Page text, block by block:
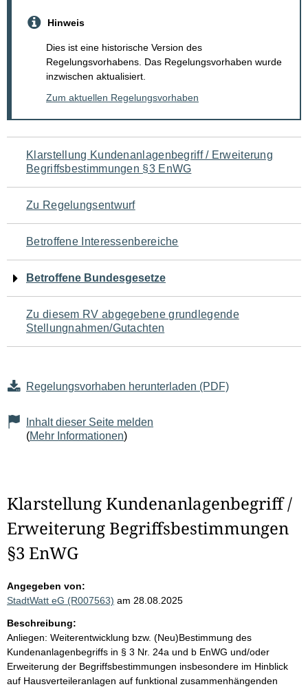
Hinweis
Dies ist eine historische Version des
Regelungsvorhabens. Das Regelungsvorhaben wurde
inzwischen aktualisiert.
Zum aktuellen Regelungsvorhaben
Navigation
für
den
Seiteninhalt
Klarstellung Kundenanlagenbegriff / Erweiterung
Begriffsbestimmungen §3 EnWG
Zu Regelungsentwurf
Betroffene Interessenbereiche
Betroffene Bundesgesetze
Zu diesem RV abgegebene grundlegende
Stellungnahmen/Gutachten
Regelungsvorhaben herunterladen (PDF)
Inhalt dieser Seite melden
(Mehr Informationen)
Klarstellung Kundenanlagenbegriff /
Erweiterung Begriffsbestimmungen
§3 EnWG
Angegeben von:
StadtWatt eG (R007563) am 28.08.2025
Beschreibung:
Anliegen: Weiterentwicklung bzw. (Neu)Bestimmung des
Kundenanlagenbegriffs in § 3 Nr. 24a und b EnWG und/oder
Erweiterung der Begriffsbestimmungen insbesondere im Hinblick
auf Hausverteileranlagen auf funktional zusammenhängenden